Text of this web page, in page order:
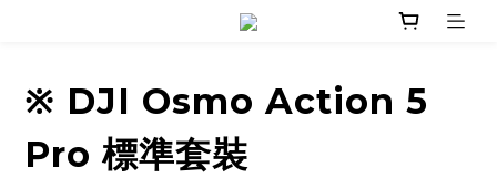
※ DJI Osmo Action 5
Pro 標準套裝